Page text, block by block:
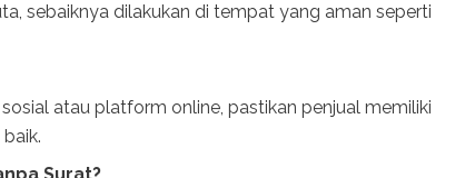
sebaiknya dilakukan di tempat yang aman seperti
atau platform online, pastikan penjual memiliki